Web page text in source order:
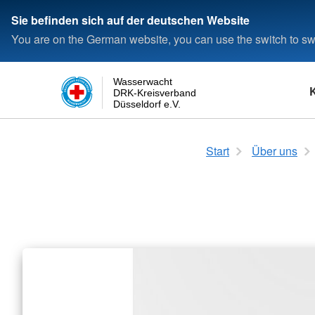
Sie befinden sich auf der deutschen Website
You are on the German website, you can use the switch to
Düsseldorf e.V.
DRK-Kreisverband
Wasserwacht
Rettungsfähigkeit
Die Wasserwacht
Start Über uns